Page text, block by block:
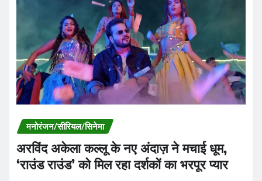
मनोरंजन/सीरियल/सिनेमा
अरविंद अकेला कल्लू के नए अंदाज़ ने मचाई धूम,
‘राउंड राउंड’ को मिल रहा दर्शकों का भरपूर प्यार